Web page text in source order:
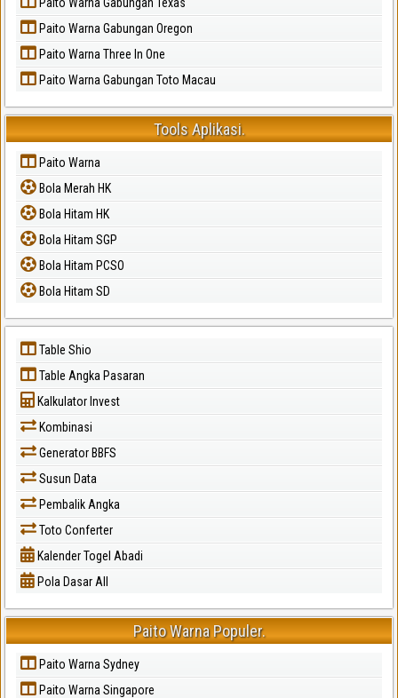
Paito Warna Gabungan Oregon
Paito Warna Three In One
Paito Warna Gabungan Toto Macau
Tools Aplikasi.
Paito Warna
Bola Merah HK
Bola Hitam HK
Bola Hitam SGP
Bola Hitam PCSO
Bola Hitam SD
Table Shio
Table Angka Pasaran
Kalkulator Invest
Kombinasi
Generator BBFS
Susun Data
Pembalik Angka
Toto Conferter
Kalender Togel Abadi
Pola Dasar All
Paito Warna Populer.
Paito Warna Sydney
Paito Warna Singapore